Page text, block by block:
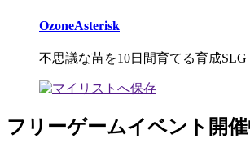
OzoneAsterisk
不思議な苗を10日間育てる育成SLG
フリーゲームイベント開催